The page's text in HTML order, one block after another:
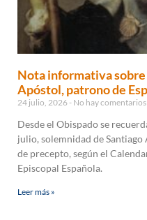
Nota informativa
Apóstol, patrono de
24 julio, 2026 No hay comentarios
Desde el Obispado se
julio, solemnidad de Santiago
de precepto, según el
Episcopal Española.
Leer más »